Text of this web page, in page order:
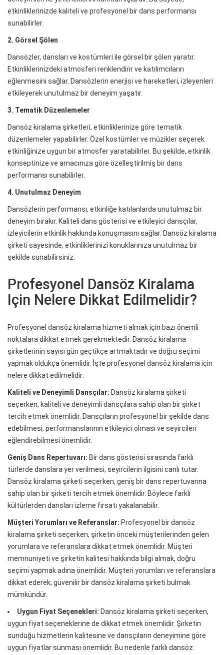
etkinliklerinizde kaliteli ve profesyonel bir dans performansı
sunabilirler.
2. Görsel Şölen
Dansözler, dansları ve kostümleri ile görsel bir şölen yaratır.
Etkinliklerinizdeki atmosferi renklendirir ve katılımcıların
eğlenmesini sağlar. Dansözlerin enerjisi ve hareketleri, izleyenleri
etkileyerek unutulmaz bir deneyim yaşatır.
3. Tematik Düzenlemeler
Dansöz kiralama şirketleri, etkinliklerinize göre tematik
düzenlemeler yapabilirler. Özel kostümler ve müzikler seçerek
etkinliğinize uygun bir atmosfer yaratabilirler. Bu şekilde, etkinlik
konseptinize ve amacınıza göre özelleştirilmiş bir dans
performansı sunabilirler.
4. Unutulmaz Deneyim
Dansözlerin performansı, etkinliğe katılanlarda unutulmaz bir
deneyim bırakır. Kaliteli dans gösterisi ve etkileyici dansçılar,
izleyicilerin etkinlik hakkında konuşmasını sağlar. Dansöz kiralama
şirketi sayesinde, etkinliklerinizi konuklarınıza unutulmaz bir
şekilde sunabilirsiniz.
Profesyonel Dansöz Kiralama
Için Nelere Dikkat Edilmelidir?
Profesyonel dansöz kiralama hizmeti almak için bazı önemli
noktalara dikkat etmek gerekmektedir. Dansöz kiralama
şirketlerinin sayısı gün geçtikçe artmaktadır ve doğru seçimi
yapmak oldukça önemlidir. İşte profesyonel dansöz kiralama için
nelere dikkat edilmelidir:
Kaliteli ve Deneyimli Dansçılar: Dansöz kiralama şirketi
seçerken, kaliteli ve deneyimli dansçılara sahip olan bir şirket
tercih etmek önemlidir. Dansçıların profesyonel bir şekilde dans
edebilmesi, performanslarının etkileyici olması ve seyircileri
eğlendirebilmesi önemlidir.
Geniş Dans Repertuvarı: Bir dans gösterisi sırasında farklı
türlerde danslara yer verilmesi, seyircilerin ilgisini canlı tutar.
Dansöz kiralama şirketi seçerken, geniş bir dans repertuvarına
sahip olan bir şirketi tercih etmek önemlidir. Böylece farklı
kültürlerden dansları izleme fırsatı yakalanabilir.
Müşteri Yorumları ve Referanslar: Profesyonel bir dansöz
kiralama şirketi seçerken, şirketin önceki müşterilerinden gelen
yorumlara ve referanslara dikkat etmek önemlidir. Müşteri
memnuniyeti ve şirketin kalitesi hakkında bilgi almak, doğru
seçimi yapmak adına önemlidir. Müşteri yorumları ve referanslara
dikkat ederek, güvenilir bir dansöz kiralama şirketi bulmak
mümkündür.
Uygun Fiyat Seçenekleri: Dansöz kiralama şirketi seçerken,
uygun fiyat seçeneklerine de dikkat etmek önemlidir. Şirketin
sunduğu hizmetlerin kalitesine ve dansçıların deneyimine göre
uygun fiyatlar sunması önemlidir. Bu nedenle farklı dansöz